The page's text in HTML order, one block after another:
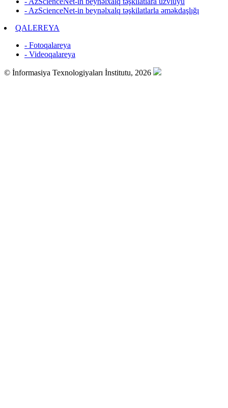
- AzScienceNet-in beynəlxalq təşkilatlarla əməkdaşlığı
QALEREYA
- Fotoqalareya
- Videoqalareya
© İnformasiya Texnologiyaları İnstitutu, 2026